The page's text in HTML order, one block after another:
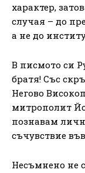
характер,
случая – до
а не до
В писмото си
братя! Със
Негово
митрополит
познавам
съчувствие
Несъмнено не